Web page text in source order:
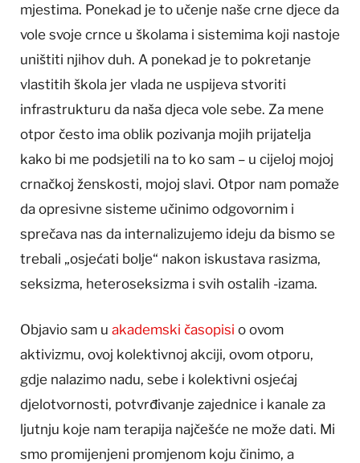
mjestima. Ponekad je to učenje naše crne djece da
vole svoje crnce u školama i sistemima koji nastoje
uništiti njihov duh. A ponekad je to pokretanje
vlastitih škola jer vlada ne uspijeva stvoriti
infrastrukturu da naša djeca vole sebe. Za mene
otpor često ima oblik pozivanja mojih prijatelja
kako bi me podsjetili na to ko sam – u cijeloj mojoj
crnačkoj ženskosti, mojoj slavi. Otpor nam pomaže
da opresivne sisteme učinimo odgovornim i
sprečava nas da internalizujemo ideju da bismo se
trebali „osjećati bolje“ nakon iskustava rasizma,
seksizma, heteroseksizma i svih ostalih -izama.
Objavio sam u akademski časopisi o ovom
aktivizmu, ovoj kolektivnoj akciji, ovom otporu,
gdje nalazimo nadu, sebe i kolektivni osjećaj
djelotvornosti, potvrđivanje zajednice i kanale za
ljutnju koje nam terapija najčešće ne može dati. Mi
smo promijenjeni promjenom koju činimo, a